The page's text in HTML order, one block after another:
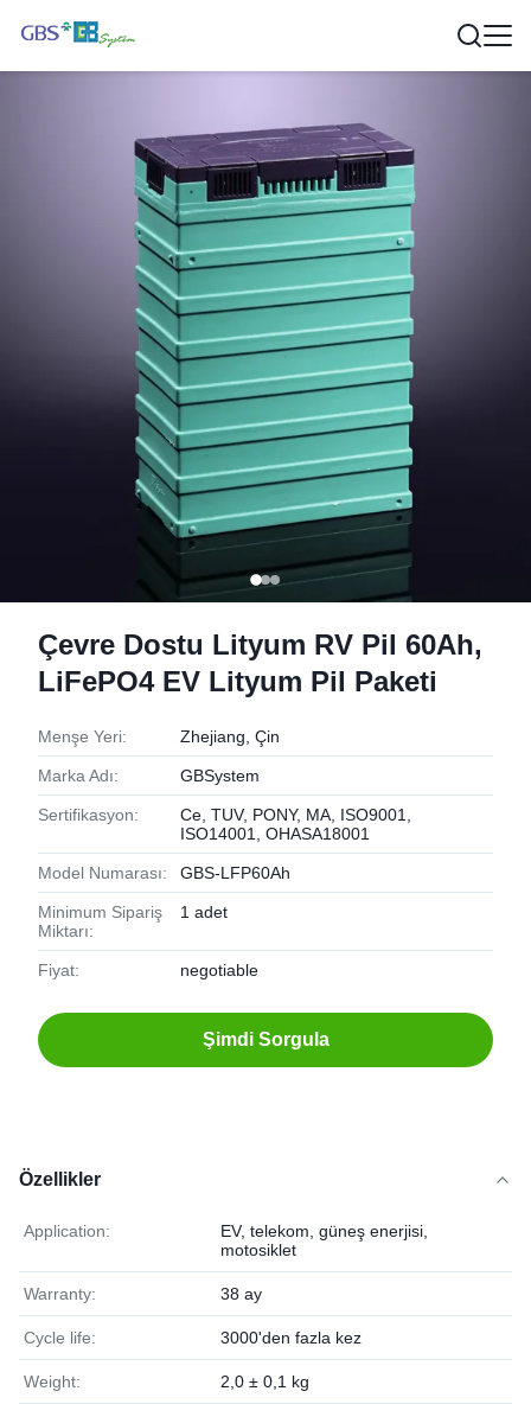
Çevre Dostu Lityum RV Pil 60Ah,
LiFePO4 EV Lityum Pil Paketi
Menşe Yeri: Zhejiang, Çin
Marka Adı: GBSystem
Sertifikasyon:
Ce, TUV, PONY, MA, ISO9001,
ISO14001, OHASA18001
Model Numarası: GBS-LFP60Ah
Minimum Sipariş
Miktarı:
1 adet
Fiyat: negotiable
Şimdi Sorgula
Özellikler
Application:
EV, telekom, güneş enerjisi,
motosiklet
Warranty: 38 ay
Cycle life: 3000'den fazla kez
Weight: 2,0 ± 0,1 kg